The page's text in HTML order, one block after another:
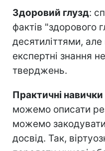
Здоровий глузд:
фактів "здорового
десятиліттями,
експертні знання
тверджень.
Практичні
можемо описати
можемо закодувати
досвід. Так,